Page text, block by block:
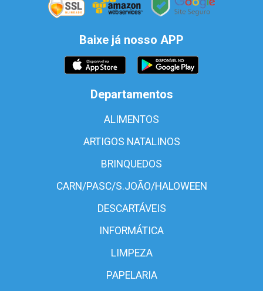
Baixe já nosso APP
Departamentos
ALIMENTOS
ARTIGOS NATALINOS
BRINQUEDOS
CARN/PASC/S.JOÃO/HALOWEEN
DESCARTÁVEIS
INFORMÁTICA
LIMPEZA
PAPELARIA